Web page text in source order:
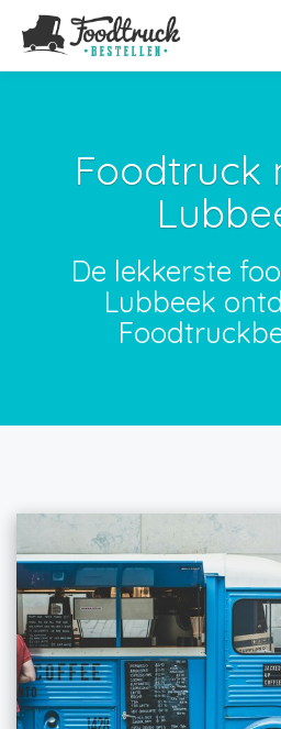
Foodtruck
De lekkerste
Lubbeek